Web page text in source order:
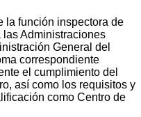
la función inspectora de
las Administraciones
General del
correspondiente
el cumplimiento del
así como los requisitos y
como Centro de